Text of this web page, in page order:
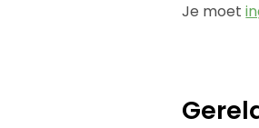
Je moet